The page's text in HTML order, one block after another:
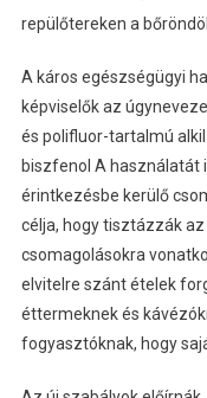
repülőtereken a
A káros egészségügyi
képviselők az
és polifluor-tartalmú
biszfenol A használatát
érintkezésbe kerülő
célja, hogy tisztázzák
csomagolásokra
elvitelre szánt ételek
éttermeknek és
fogyasztóknak, hogy